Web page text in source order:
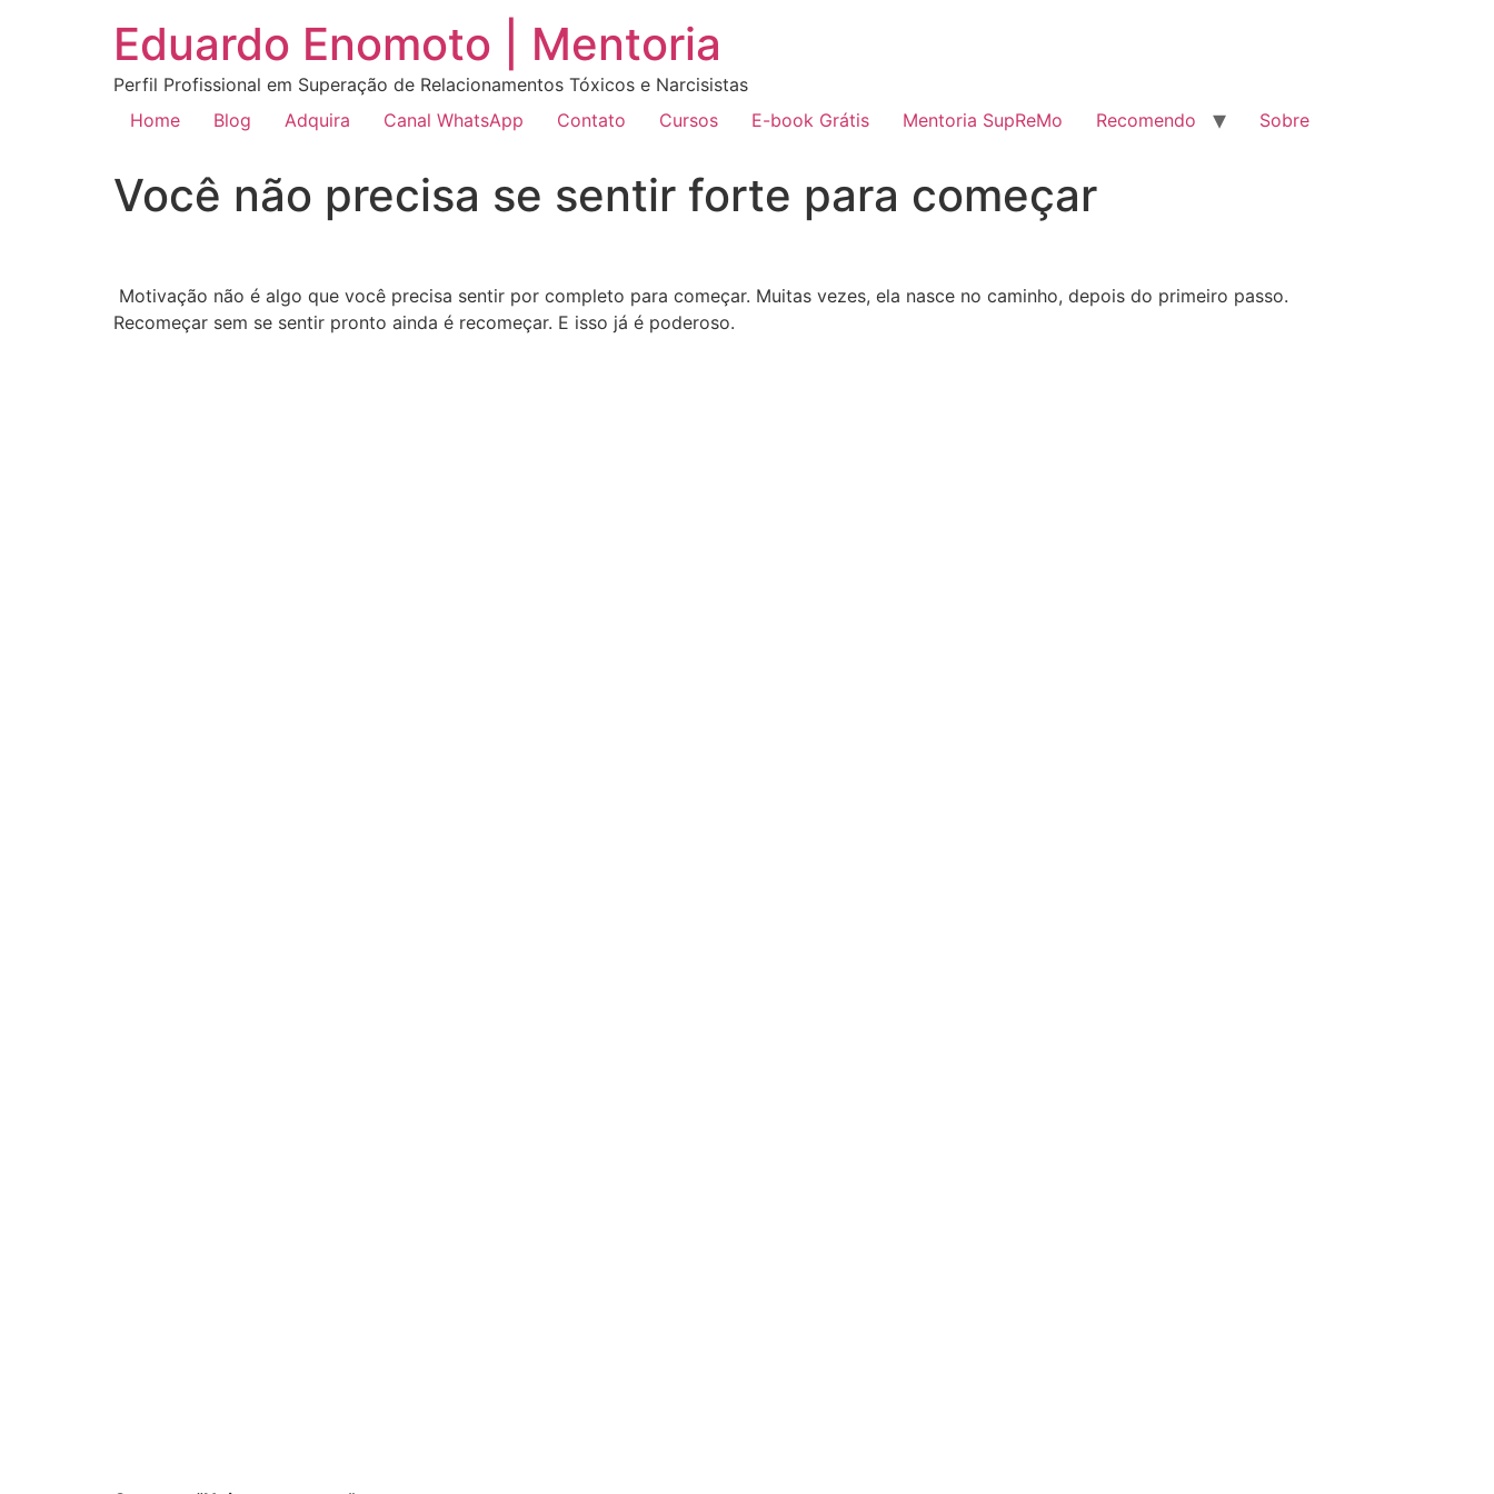
Eduardo Enomoto | Mentoria
Perfil Profissional em Superação de Relacionamentos Tóxicos e Narcisistas
Home
Blog Adquira Canal WhatsApp Contato Cursos E-book Grátis Mentoria SupReMo Recomendo Sobre
Você não precisa se sentir forte para começar
Motivação não é algo que você precisa sentir por completo para começar. Muitas vezes, ela nasce no caminho, depois do primeiro passo.
Recomeçar sem se sentir pronto ainda é recomeçar. E isso já é poderoso.